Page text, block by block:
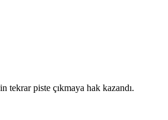
tekrar piste çıkmaya hak kazandı.